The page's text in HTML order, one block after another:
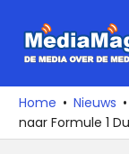
naar
media
over
de
Home Nieuws
naar Formule 1